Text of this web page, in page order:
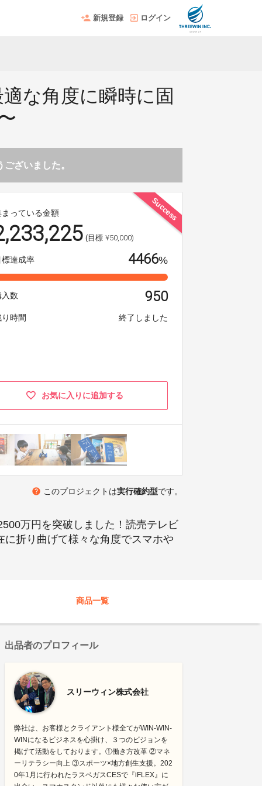
新規登録 ログイン
な角度に瞬時に固
ざいました。
Success
まっている金額
(目標 ¥50,000)
標達成率 4466%
入数 950
り時間 終了しました
お気に入りに追加する
help このプロジェクトは実行確約型です。
万円を突破しました！読売テレビ
折り曲げて様々な角度でスマホや
商品一覧
出品者のプロフィール
スリーウィン株式会社
弊社は、お客様とクライアント様全てがWIN-WIN-
WINになるビジネスを心掛け、３つのビジョンを
掲げて活動をしております。①働き方改革 ②マネ
ーリテラシー向上 ③スポーツ×地方創生支援。202
0年1月に行われたラスベガスCESで『iFLEX』に